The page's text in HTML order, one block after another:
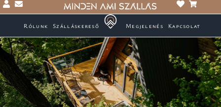
Rólunk Szálláskereső Megjelenés Kapcsolat